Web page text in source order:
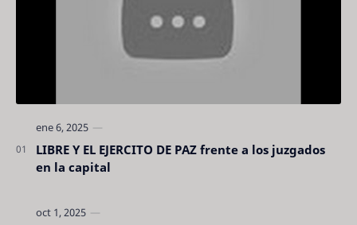
LIBRE Y EL EJERCITO DE PAZ frente a los juzgados
en la capital